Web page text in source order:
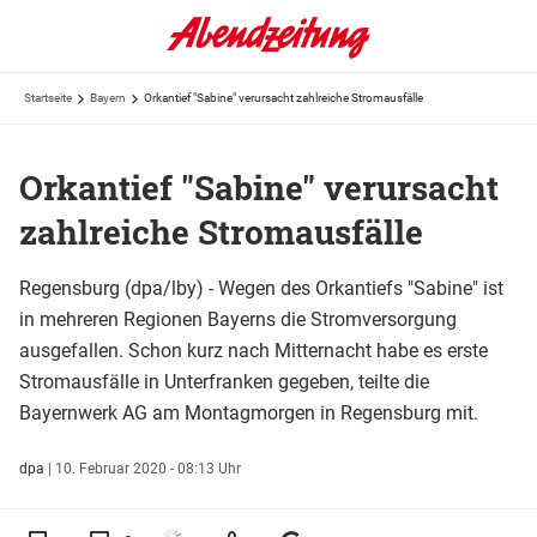
Startseite Bayern Orkantief "Sabine" verursacht zahlreiche Stromausfälle
Orkantief "Sabine" verursacht
zahlreiche Stromausfälle
Regensburg (dpa/lby) - Wegen des Orkantiefs "Sabine" ist
in mehreren Regionen Bayerns die Stromversorgung
ausgefallen. Schon kurz nach Mitternacht habe es erste
Stromausfälle in Unterfranken gegeben, teilte die
Bayernwerk AG am Montagmorgen in Regensburg mit.
dpa | 10. Februar 2020 - 08:13 Uhr